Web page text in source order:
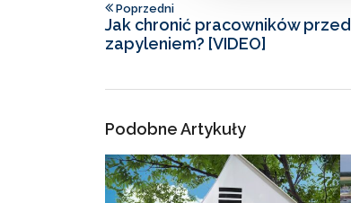
Poprzedni
Jak chronić pracowników przed
zapyleniem? [VIDEO]
Podobne Artykuły